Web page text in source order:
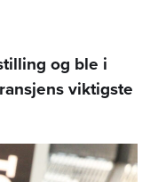
og ble i
viktigste